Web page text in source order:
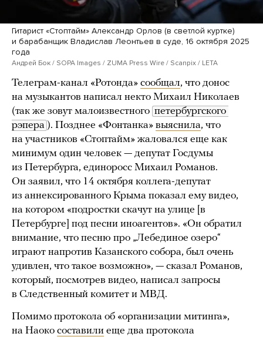
Гитарист «Стоптайм» Александр Орлов (в светлой куртке)
и барабанщик Владислав Леонтьев в суде, 16 октября 2025
года
Андрей Бок / SOPA Images / ZUMA Press Wire / Scanpix / LETA
Телеграм-канал «Ротонда» сообщал, что донос
на музыкантов написал некто Михаил Николаев
(так же зовут малоизвестного петербургского
рэпера ). Позднее «Фонтанка» выяснила, что
на участников «Стоптайм» жаловался еще как
минимум один человек — депутат Госдумы
из Петербурга, единоросс Михаил Романов.
Он заявил, что 14 октября коллега-депутат
из аннексированного Крыма показал ему видео,
на котором «подростки скачут на улице [в
Петербурге] под песни иноагентов». «Он обратил
внимание, что песню про „Лебединое озеро“
играют напротив Казанского собора, был очень
удивлен, что такое возможно», — сказал Романов,
который, посмотрев видео, написал запросы
в Следственный комитет и МВД.
Помимо протокола об «организации митинга»,
на Наоко составили еще два протокола